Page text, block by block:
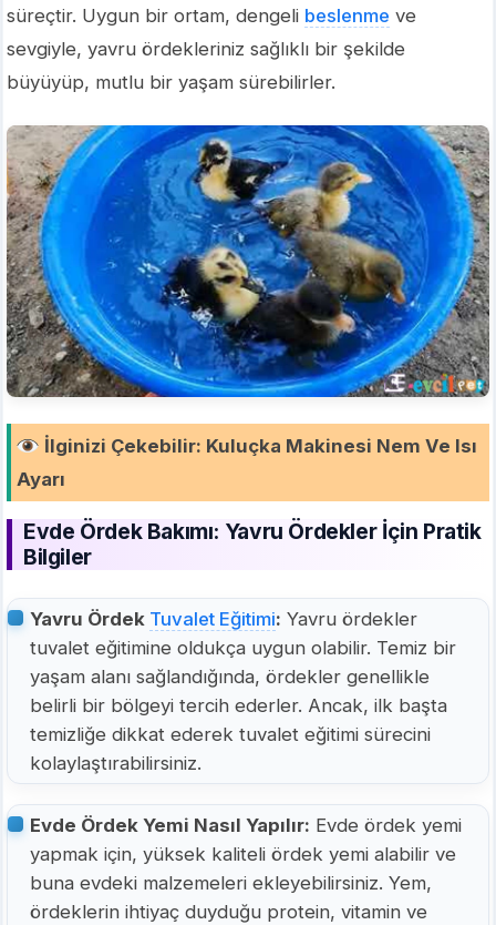
süreçtir. Uygun bir ortam, dengeli beslenme ve
sevgiyle, yavru ördekleriniz sağlıklı bir şekilde
büyüyüp, mutlu bir yaşam sürebilirler.
İlginizi Çekebilir: Kuluçka Makinesi Nem Ve Isı
Ayarı
Evde Ördek Bakımı: Yavru Ördekler İçin Pratik
Bilgiler
Yavru Ördek Tuvalet Eğitimi: Yavru ördekler
tuvalet eğitimine oldukça uygun olabilir. Temiz bir
yaşam alanı sağlandığında, ördekler genellikle
belirli bir bölgeyi tercih ederler. Ancak, ilk başta
temizliğe dikkat ederek tuvalet eğitimi sürecini
kolaylaştırabilirsiniz.
Evde Ördek Yemi Nasıl Yapılır: Evde ördek yemi
yapmak için, yüksek kaliteli ördek yemi alabilir ve
buna evdeki malzemeleri ekleyebilirsiniz. Yem,
ördeklerin ihtiyaç duyduğu protein, vitamin ve